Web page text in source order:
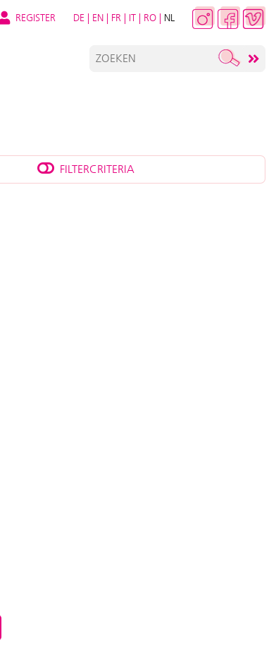
REGISTER DE | EN | FR | IT | RO | NL
FILTERCRITERIA